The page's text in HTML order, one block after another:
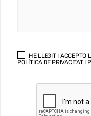
HE LLEGIT I ACCEPTO
POLÍTICA DE PRIVACITAT I